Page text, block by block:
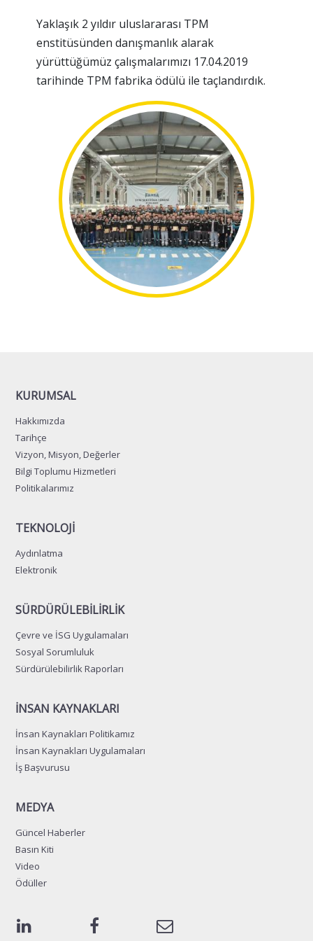
(Güvenlik
Yaklaşık 2 yıldır uluslararası TPM
enstitüsünden danışmanlık alarak
yürüttüğümüz çalışmalarımızı 17.04.2019
tarihinde TPM fabrika ödülü ile taçlandırdık.
KURUMSAL
Hakkımızda
Tarihçe
Vizyon, Misyon, Değerler
Bilgi Toplumu Hizmetleri
Politikalarımız
TEKNOLOJİ
Aydınlatma
Elektronik
SÜRDÜRÜLEBİLİRLİK
Çevre ve İSG Uygulamaları
Sosyal Sorumluluk
Sürdürülebilirlik Raporları
İNSAN KAYNAKLARI
İnsan Kaynakları Politikamız
İnsan Kaynakları Uygulamaları
İş Başvurusu
MEDYA
Güncel Haberler
Basın Kiti
Video
Ödüller